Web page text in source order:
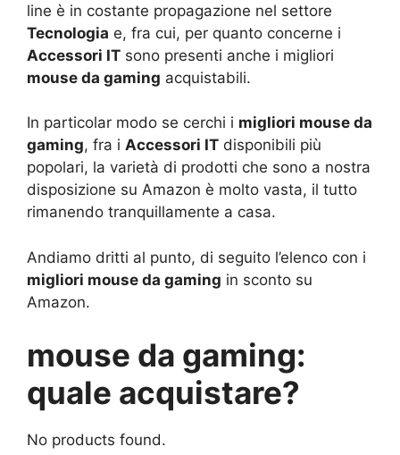
line è in costante propagazione nel settore
Tecnologia e, fra cui, per quanto concerne i
Accessori IT sono presenti anche i migliori
mouse da gaming acquistabili.
In particolar modo se cerchi i migliori mouse da
gaming, fra i Accessori IT disponibili più
popolari, la varietà di prodotti che sono a nostra
disposizione su Amazon è molto vasta, il tutto
rimanendo tranquillamente a casa.
Andiamo dritti al punto, di seguito l’elenco con i
migliori mouse da gaming in sconto su
Amazon.
mouse da gaming:
quale acquistare?
No products found.